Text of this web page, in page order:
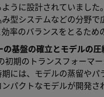
うに設計されていまし
型システムなどの分野
率のバランスをとるため
基盤の確立とモデルの圧
初期のトランスフォーマ
には、モデルの蒸留や
パクトなモデルが開発さ